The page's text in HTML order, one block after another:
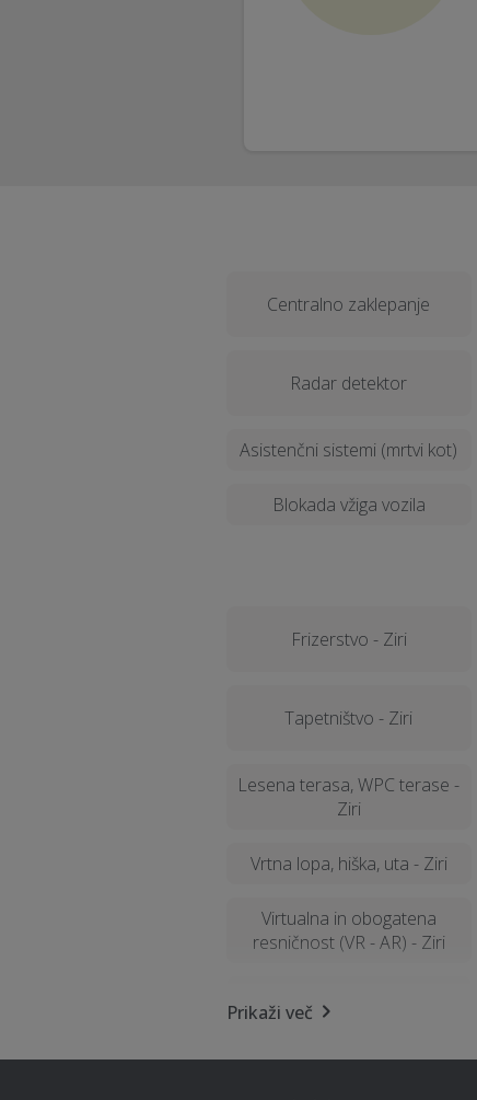
Centralno zaklepanje
Radar detektor
Asistenčni sistemi (mrtvi kot)
Blokada vžiga vozila
Frizerstvo - Ziri
Tapetništvo - Ziri
Lesena terasa, WPC terase -
Ziri
Vrtna lopa, hiška, uta - Ziri
Virtualna in obogatena
resničnost (VR - AR) - Ziri
Prikaži več